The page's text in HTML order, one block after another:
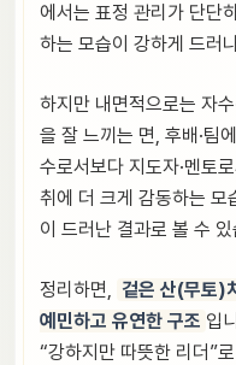
에서는 표정 관리가 단단
하는 모습이 강하게 드러
하지만 내면적으로는 자
을 잘 느끼는 면, 후배·팀
수로서보다 지도자·멘토
취에 더 크게 감동하는 모
이 드러난 결과로 볼 수
정리하면, 겉은 산(무토)
예민하고 유연한 구조 입
“강하지만 따뜻한 리더”